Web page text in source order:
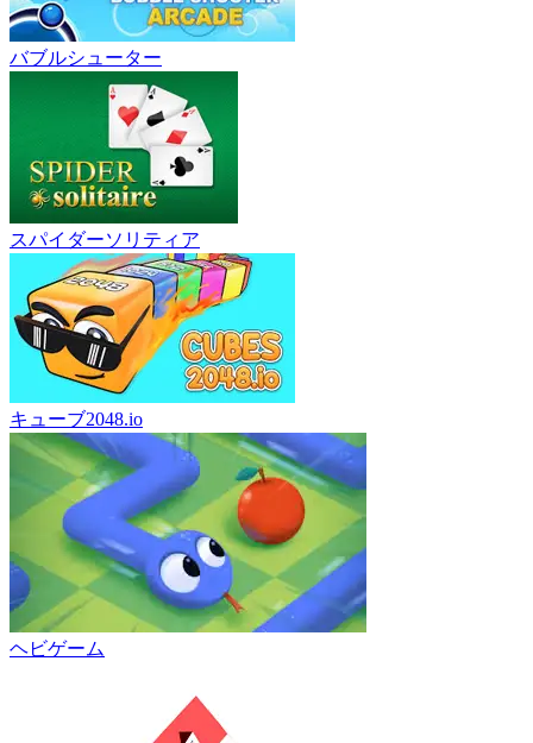
バブルシューター
スパイダーソリティア
キューブ2048.io
ヘビゲーム